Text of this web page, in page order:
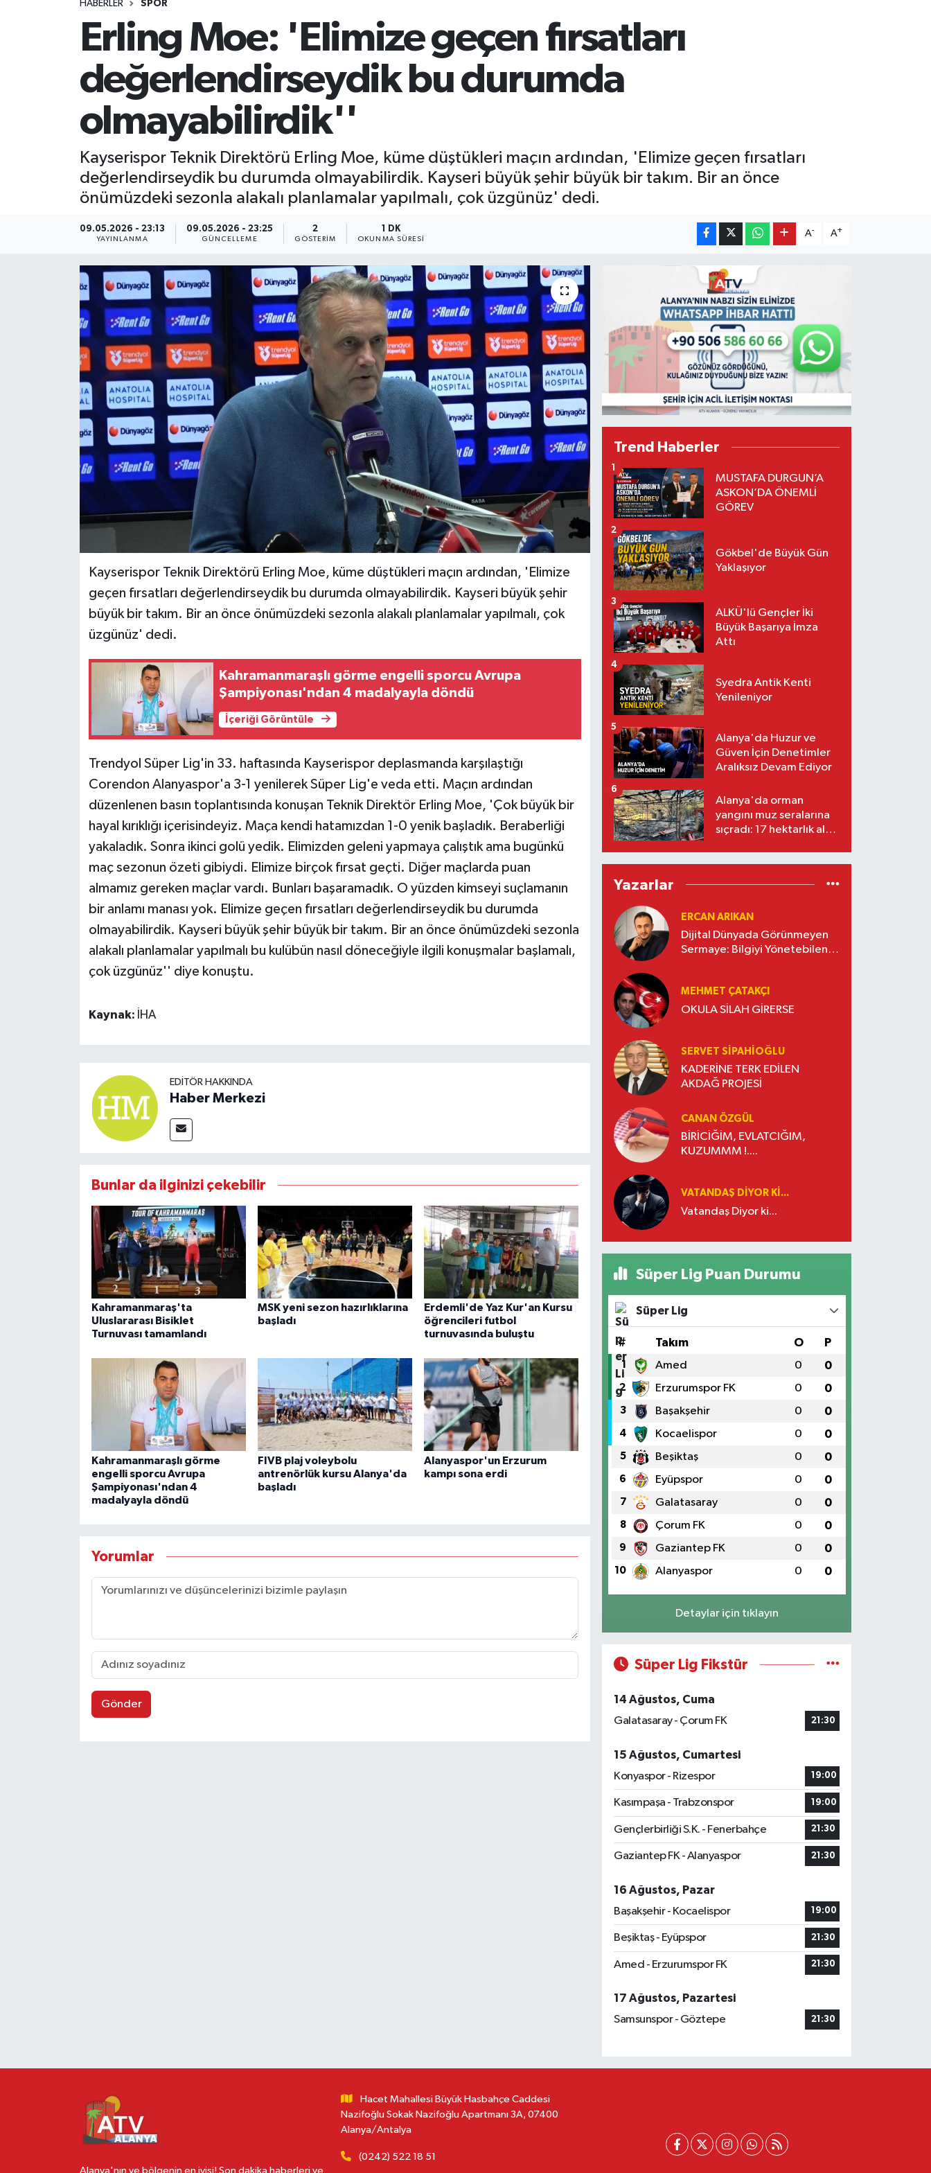
HABERLER SPOR
Erling Moe: 'Elimize geçen fırsatları
değerlendirseydik bu durumda
olmayabilirdik''
Kayserispor Teknik Direktörü Erling Moe, küme düştükleri maçın ardından, 'Elimize geçen fırsatları
değerlendirseydik bu durumda olmayabilirdik. Kayseri büyük şehir büyük bir takım. Bir an önce
önümüzdeki sezonla alakalı planlamalar yapılmalı, çok üzgünüz' dedi.
09.05.2026 - 23:13
YAYINLANMA
09.05.2026 - 23:25
GÜNCELLEME
2
GÖSTERIM
1 DK
OKUNMA SÜRESI
A- A+
Kayserispor Teknik Direktörü Erling Moe, küme düştükleri maçın ardından, 'Elimize
geçen fırsatları değerlendirseydik bu durumda olmayabilirdik. Kayseri büyük şehir
büyük bir takım. Bir an önce önümüzdeki sezonla alakalı planlamalar yapılmalı, çok
üzgünüz' dedi.
Kahramanmaraşlı görme engelli sporcu Avrupa
Şampiyonası'ndan 4 madalyayla döndü
İçeriği Görüntüle
Trendyol Süper Lig'in 33. haftasında Kayserispor deplasmanda karşılaştığı
Corendon Alanyaspor'a 3-1 yenilerek Süper Lig'e veda etti. Maçın ardından
düzenlenen basın toplantısında konuşan Teknik Direktör Erling Moe, 'Çok büyük bir
hayal kırıklığı içerisindeyiz. Maça kendi hatamızdan 1-0 yenik başladık. Beraberliği
yakaladık. Sonra ikinci golü yedik. Elimizden geleni yapmaya çalıştık ama bugünkü
maç sezonun özeti gibiydi. Elimize birçok fırsat geçti. Diğer maçlarda puan
almamız gereken maçlar vardı. Bunları başaramadık. O yüzden kimseyi suçlamanın
bir anlamı manası yok. Elimize geçen fırsatları değerlendirseydik bu durumda
olmayabilirdik. Kayseri büyük şehir büyük bir takım. Bir an önce önümüzdeki sezonla
alakalı planlamalar yapılmalı bu kulübün nasıl döneceğiyle ilgili konuşmalar başlamalı,
çok üzgünüz'' diye konuştu.
Kaynak: İHA
EDITÖR HAKKINDA
Haber Merkezi
Bunlar da ilginizi çekebilir
Kahramanmaraş'ta
Uluslararası Bisiklet
Turnuvası tamamlandı
MSK yeni sezon hazırlıklarına
başladı
Erdemli'de Yaz Kur'an Kursu
öğrencileri futbol
turnuvasında buluştu
Kahramanmaraşlı görme
engelli sporcu Avrupa
Şampiyonası'ndan 4
madalyayla döndü
FIVB plaj voleybolu
antrenörlük kursu Alanya'da
başladı
Alanyaspor'un Erzurum
kampı sona erdi
Yorumlar
Gönder
Trend Haberler
MUSTAFA DURGUN’A
ASKON’DA ÖNEMLİ
GÖREV
1
Gökbel'de Büyük Gün
Yaklaşıyor
2
ALKÜ'lü Gençler İki
Büyük Başarıya İmza
Attı
3
Syedra Antik Kenti
Yenileniyor
4
Alanya'da Huzur ve
Güven İçin Denetimler
Aralıksız Devam Ediyor
5
Alanya'da orman
yangını muz seralarına
sıçradı: 17 hektarlık alan
6
Yazarlar
ERCAN ARIKAN
Dijital Dünyada Görünmeyen
Sermaye: Bilgiyi Yönetebilen
MEHMET ÇATAKÇI
OKULA SİLAH GİRERSE
SERVET SİPAHİOĞLU
KADERİNE TERK EDİLEN
AKDAĞ PROJESİ
CANAN ÖZGÜL
BİRİCİĞİM, EVLATCIĞIM,
KUZUMMM !....
VATANDAŞ DIYOR KI...
Vatandaş Diyor ki...
Süper Lig Puan Durumu
Süper Lig
# Takım O P
1 Amed 0 0
2 Erzurumspor FK 0 0
3 Başakşehir 0 0
4 Kocaelispor 0 0
5 Beşiktaş 0 0
6 Eyüpspor 0 0
7 Galatasaray 0 0
8 Çorum FK 0 0
9 Gaziantep FK 0 0
10 Alanyaspor 0 0
Detaylar için tıklayın
Süper Lig Fikstür
14 Ağustos, Cuma
Galatasaray - Çorum FK
21:30
15 Ağustos, Cumartesi
Konyaspor - Rizespor
19:00
Kasımpaşa - Trabzonspor 19:00
Gençlerbirliği S.K. - Fenerbahçe 21:30
Gaziantep FK - Alanyaspor 21:30
16 Ağustos, Pazar
Başakşehir - Kocaelispor
19:00
Beşiktaş - Eyüpspor 21:30
Amed - Erzurumspor FK 21:30
17 Ağustos, Pazartesi
Samsunspor - Göztepe
21:30
Alanya'nın ve bölgenin en iyisi! Son dakika haberleri ve
Hacet Mahallesi Büyük Hasbahçe Caddesi
Nazifoğlu Sokak Nazifoğlu Apartmanı 3A, 07400
Alanya/Antalya
(0242) 522 18 51